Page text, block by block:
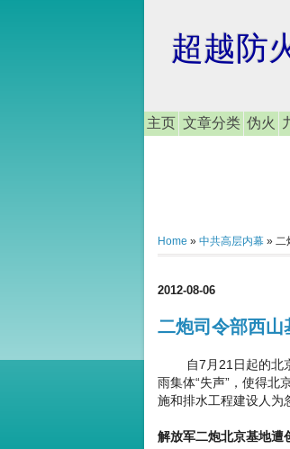
超越防
主页 文章分类 伪火
Home » 中共高层内幕 » 二
2012-08-06
二炮司令部西山
自7月21日起的北京
雨集体“失声”，使得北
施和排水工程建设人为
解放军二炮北京基地遭